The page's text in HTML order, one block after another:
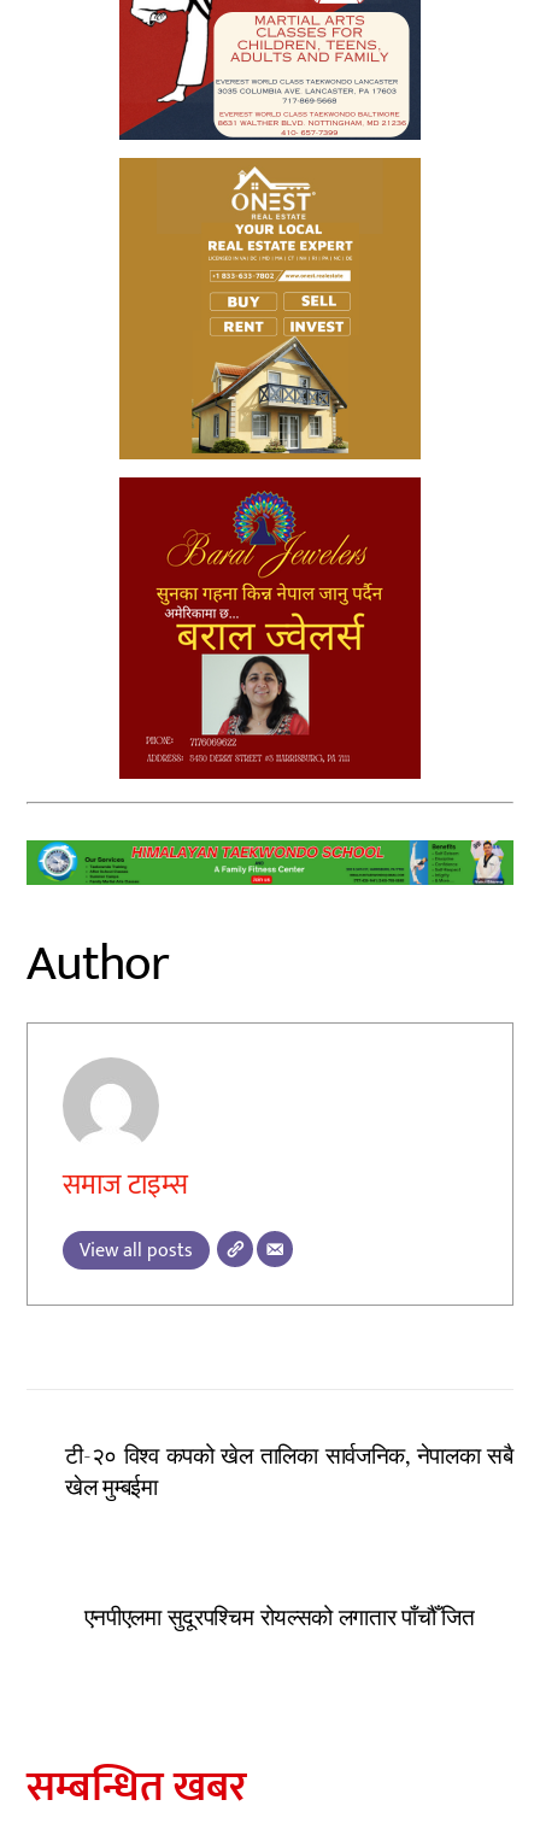
Author
समाज टाइम्स
View all posts
टी-२० विश्व कपको खेल तालिका सार्वजनिक, नेपालका सबै
खेल मुम्बईमा
एनपीएलमा सुदूरपश्चिम रोयल्सको लगातार पाँचौँ जित
सम्बन्धित खबर